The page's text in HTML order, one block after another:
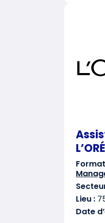
Lieu :
Date